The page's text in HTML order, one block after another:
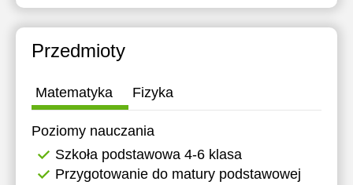
Przedmioty
Matematyka Fizyka
Poziomy nauczania
Szkoła podstawowa 4-6 klasa
Przygotowanie do matury podstawowej